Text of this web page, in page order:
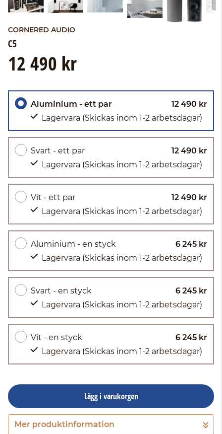
CORNERED AUDIO
C5
12 490 kr
Aluminium - ett par
12 490 kr
Lagervara (Skickas inom 1-2 arbetsdagar)
Svart - ett par
12 490 kr
Lagervara (Skickas inom 1-2 arbetsdagar)
Vit - ett par
12 490 kr
Lagervara (Skickas inom 1-2 arbetsdagar)
Aluminium - en styck
6 245 kr
Lagervara (Skickas inom 1-2 arbetsdagar)
Svart - en styck
6 245 kr
Lagervara (Skickas inom 1-2 arbetsdagar)
Vit - en styck
6 245 kr
Lagervara (Skickas inom 1-2 arbetsdagar)
Lägg i varukorgen
Gå till kassan
Mer produktinformation